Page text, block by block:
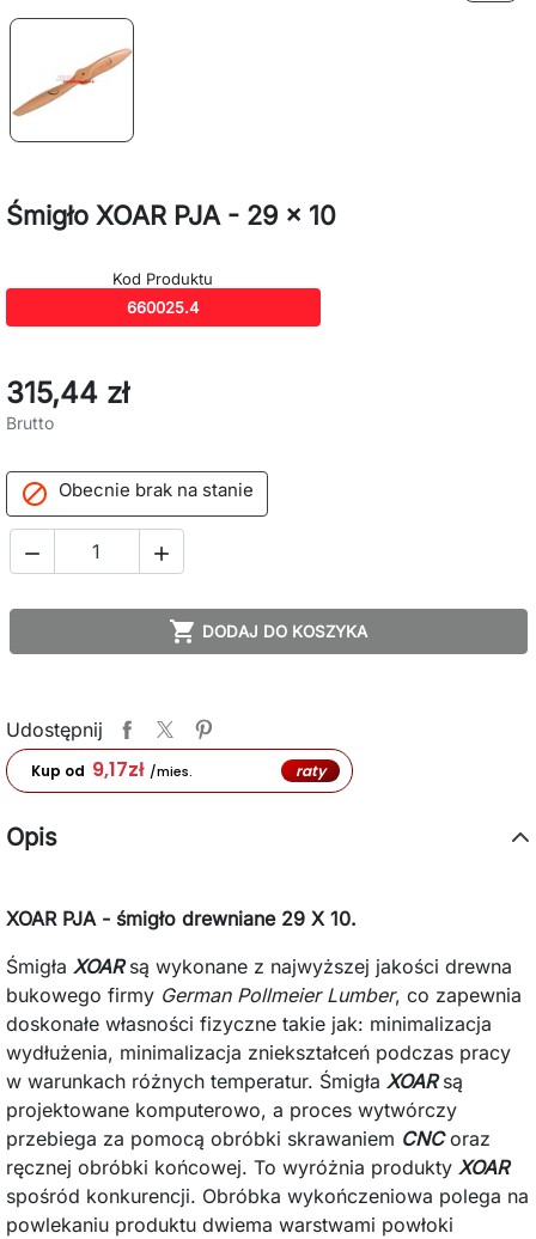
Śmigło XOAR PJA - 29 x 10
Kod Produktu
660025.4
315,44 zł
Brutto
 Obecnie brak na stanie
 
 DODAJ DO KOSZYKA
Udostępnij
Kup od 9,17zł /mies. raty
Opis
XOAR PJA - śmigło drewniane 29 X 10.
Śmigła XOARsą wykonane z najwyższej jakości drewna
bukowego firmy German Pollmeier Lumber, co zapewnia
doskonałe własności fizyczne takie jak: minimalizacja
wydłużenia, minimalizacja zniekształceń podczas pracy
w warunkach różnych temperatur. Śmigła XOARsą
projektowane komputerowo, a proces wytwórczy
przebiega za pomocą obróbki skrawaniem CNCoraz
ręcznej obróbki końcowej. To wyróżnia produkty XOAR
spośród konkurencji. Obróbka wykończeniowa polega na
powlekaniu produktu dwiema warstwami powłoki